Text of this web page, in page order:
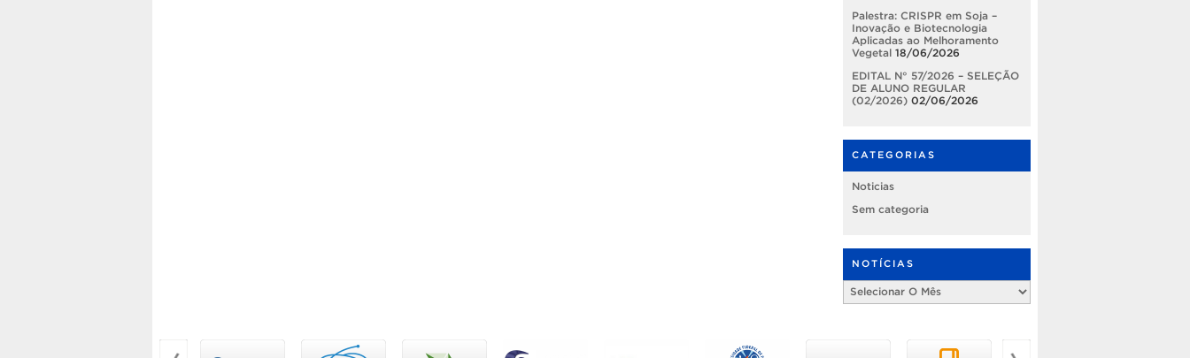
Palestra: CRISPR em Soja –
Inovação e Biotecnologia
Aplicadas ao Melhoramento
Vegetal 18/06/2026
EDITAL N° 57/2026 – SELEÇÃO
DE ALUNO REGULAR
(02/2026) 02/06/2026
CATEGORIAS
Noticias
Sem categoria
NOTÍCIAS
Notícias